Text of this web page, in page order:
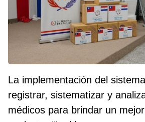
La implementación del
registrar, sistematizar y
médicos para brindar un